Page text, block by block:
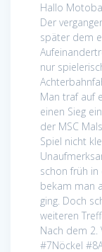
Hallo
Der
später dem
nur
Man traf auf
einen Sieg
der MSC
Spiel nicht
schon früh in
bekam man
ging. Doch
weiteren
Nach dem 2.
#7Nöckel